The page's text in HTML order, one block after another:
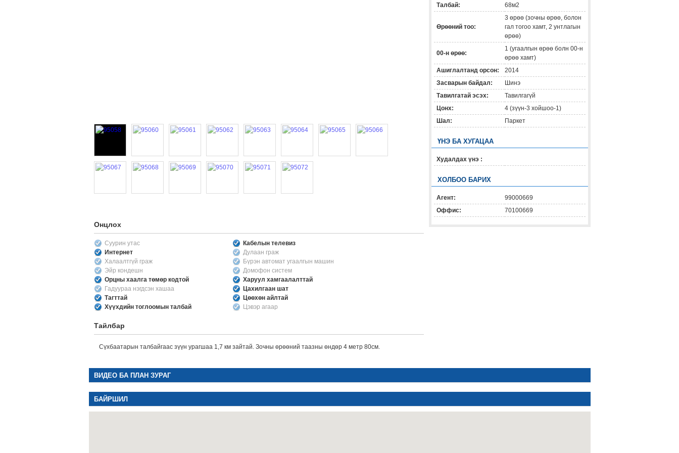
Онцлох
Суурин утас
Кабелын телевиз
Интернет
Дулаан граж
Халаалтгүй граж
Бүрэн автомат угаалгын машин
Эйр кондешн
Домофон систем
Орцны хаалга төмөр кодтой
Харуул хамгаалалттай
Гадуураа нэгдсэн хашаа
Цахилгаан шат
Тагттай
Цөөхөн айлтай
Хүүхдийн тоглоомын талбай
Цэвэр агаар
Тайлбар
Сүхбаатарын талбайгаас зүүн урагшаа 1,7 км зайтай. Зочны өрөөний таазны өндөр 4 метр 80см.
Талбай:
68м2
Өрөөний тоо:
3 өрөө (зочны өрөө, болон
гал тогоо хамт, 2 унтлагын
өрөө)
00-н өрөө:
1 (угаалгын өрөө болн 00-н
өрөө хамт)
Ашиглалтанд орсон:
2014
Засварын байдал:
Шинэ
Тавилгатай эсэх:
Тавилгагүй
Цонх:
4 (зүүн-3 хойшоо-1)
Шал:
Паркет
ҮНЭ БА ХУГАЦАА
Худалдах үнэ :
ХОЛБОО БАРИХ
Агент:
99000669
Оффис:
70100669
ВИДЕО БА ПЛАН ЗУРАГ
БАЙРШИЛ